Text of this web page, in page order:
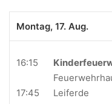
Montag, 17. Aug.
16:15
17:45
Leiferde